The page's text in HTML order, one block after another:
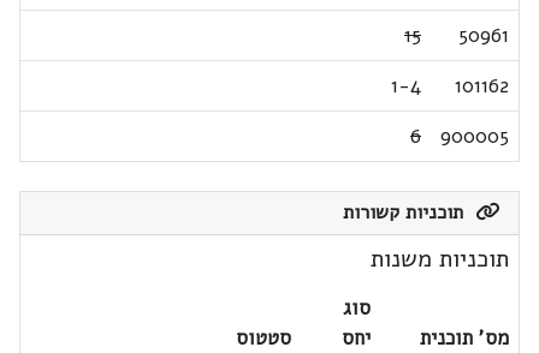
50961
15
101162
1-4
900005
6
תוכניות קשורות
תוכניות משנות
מס' תוכנית
סוג
יחס
סטטוס